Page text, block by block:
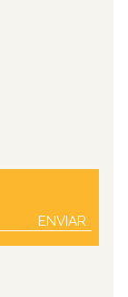
ENVIAR